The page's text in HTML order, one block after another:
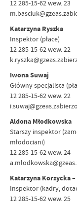
12 285-15-62 wew. 23
Katarzyna Ryszka
Inspektor (płace)
12 285-15-62 wew. 22
Iwona Suwaj
Główny specjalista
12 285-15-62 wew. 22
Aldona Młodkowska
Starszy inspektor
młodociani)
12 285-15-62 wew. 24
Katarzyna Korzycka
Inspektor (kadry,
12 285-15-62 wew. 25